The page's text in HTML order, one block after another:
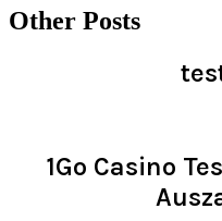
Other Posts
1Go Casino